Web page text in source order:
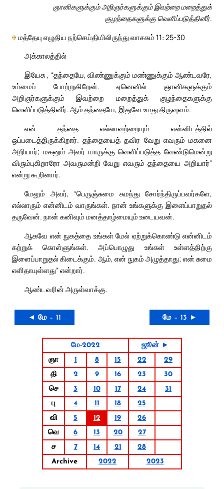
ஞானிகளுக்கும் அறிஞர்களுக்கும் இவற்றை மறைத்துக்
குழந்தைகளுக்கு வெளிப்படுத்தினீர்.
✠மத்தேயு எழுதிய நற்செய்தியிலிருந்து வாசகம் 11: 25-30
அக்காலத்தில்
இயேசு , “தந்தையே, விண்ணுக்கும் மண்ணுக்கும் ஆண்டவரே,
உம்மைப் போற்றுகிறேன். ஏனெனில் ஞானிகளுக்கும்
அறிஞர்களுக்கும் இவற்றை மறைத்துக் குழந்தைகளுக்கு
வெளிப்படுத்தினீர். ஆம் தந்தையே, இதுவே உமது திருவுளம்.
என் தந்தை எல்லாவற்றையும் என்னிடத்தில்
ஒப்படைத்திருக்கிறார். தந்தையைத் தவிர வேறு எவரும் மகனை
அறியார்; மகனும் அவர் யாருக்கு வெளிப்படுத்த வேண்டுமென்று
விரும்புகிறாரோ அவருமன்றி வேறு எவரும் தந்தையை அறியார்”
என்று கூறினார்.
மேலும் அவர், “பெருஞ்சுமை சுமந்து சோர்ந்திருப்பவர்களே,
எல்லாரும் என்னிடம் வாருங்கள். நான் உங்களுக்கு இளைப்பாறுதல்
தருவேன். நான் கனிவும் மனத்தாழ்மையும் உடையவன்.
ஆகவே என் நுகத்தை உங்கள் மேல் ஏற்றுக்கொண்டு என்னிடம்
கற்றுக் கொள்ளுங்கள். அப்பொழுது உங்கள் உள்ளத்திற்கு
இளைப்பாறுதல் கிடைக்கும். ஆம், என் நுகம் அழுத்தாது; என் சுமை
எளிதாயுள்ளது” என்றார்.
ஆண்டவரின் அருள்வாக்கு.
◄ மே – 11 மே – 13 ►
மே-2022
ஜூன் ►
ஞா
1 8 15 22
29
தி
2 9 16 23
30
செ
3 10 17 24
31
பு
4 11 18
25
வி
5 12 19
26
வெ
6 13 20
27
ச
7 14 21
28
Archive
2022 2023